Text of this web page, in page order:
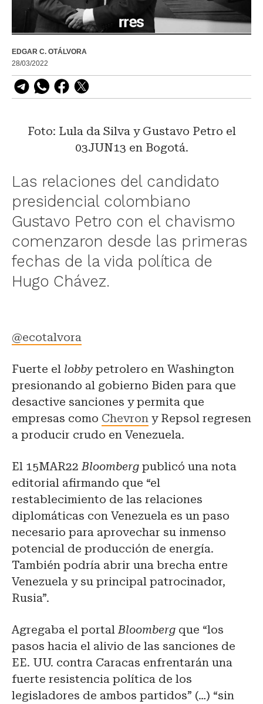
EDGAR C. OTÁLVORA
28/03/2022
Foto: Lula da Silva y Gustavo Petro el
03JUN13 en Bogotá.
Las relaciones del candidato
presidencial colombiano
Gustavo Petro con el chavismo
comenzaron desde las primeras
fechas de la vida política de
Hugo Chávez.
@ecotalvora
Fuerte el lobby petrolero en Washington
presionando al gobierno Biden para que
desactive sanciones y permita que
empresas como Chevron y Repsol regresen
a producir crudo en Venezuela.
El 15MAR22Bloomberg publicó una nota
editorial afirmando que “el
restablecimiento de las relaciones
diplomáticas con Venezuela es un paso
necesario para aprovechar su inmenso
potencial de producción de energía.
También podría abrir una brecha entre
Venezuela y su principal patrocinador,
Rusia”.
Agregaba el portalBloomberg que “los
pasos hacia el alivio de las sanciones de
EE. UU. contra Caracas enfrentarán una
fuerte resistencia política de los
legisladores de ambos partidos” (…) “sin